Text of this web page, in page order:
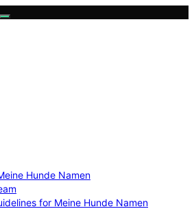
Hunde Namen
for Meine Hunde Namen